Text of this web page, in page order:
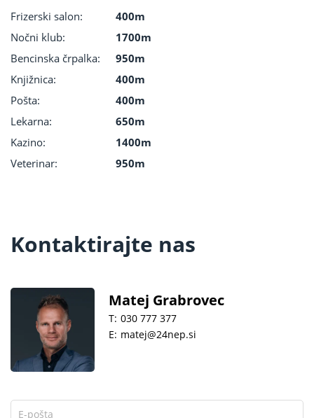
Frizerski salon:
400m
Nočni klub:
1700m
Bencinska črpalka:
950m
Knjižnica:
400m
Pošta:
400m
Lekarna:
650m
Kazino:
1400m
Veterinar:
950m
Kontaktirajte nas
Matej Grabrovec
T: 030 777 377
E: matej@24nep.si